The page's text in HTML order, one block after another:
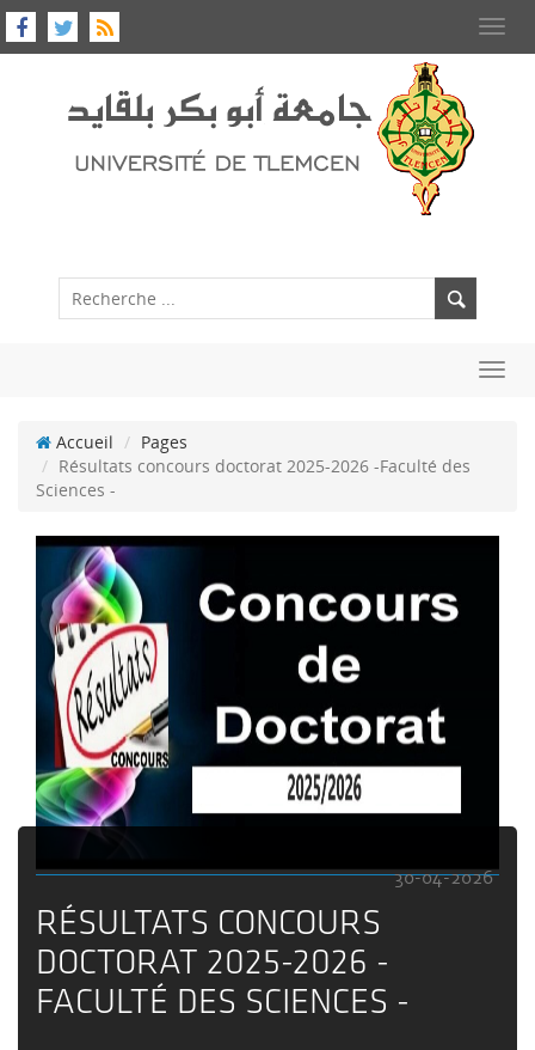
Accueil
Pages
Résultats concours doctorat 2025-2026 -Faculté des
Sciences -
30-04-2026
RÉSULTATS CONCOURS
DOCTORAT 2025-2026 -
FACULTÉ DES SCIENCES -